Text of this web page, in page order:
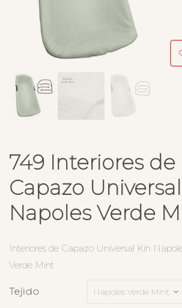
749 Interiores de
Capazo
Napoles Verde
Interiores de Capazo Universal Kin
Verde Mint
Tejido